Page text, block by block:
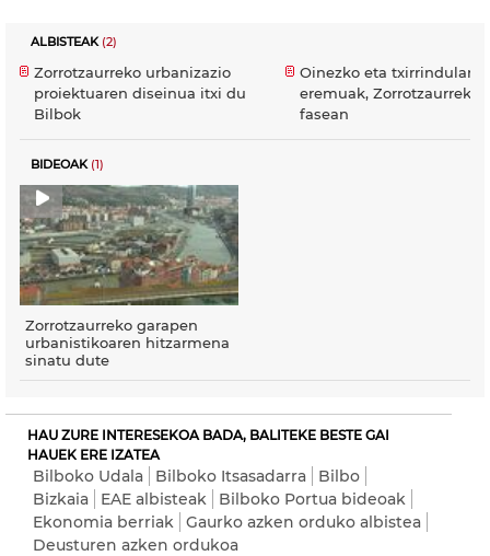
ALBISTEAK (2)
Zorrotzaurreko urbanizazio
proiektuaren diseinua itxi du
Bilbok
Oinezko eta
eremuak, Zorrotzaurreko
fasean
BIDEOAK (1)
Zorrotzaurreko garapen
urbanistikoaren hitzarmena
sinatu dute
HAU ZURE INTERESEKOA BADA, BALITEKE BESTE GAI
HAUEK ERE IZATEA
Bilboko Udala Bilboko Itsasadarra
Bilbo
Bizkaia
EAE albisteak
Bilboko Portua bideoak
Ekonomia berriak
Gaurko azken orduko albistea
Deusturen azken ordukoa